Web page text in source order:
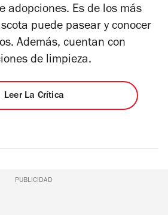
adopciones. Es de los más
puede pasear y conocer
Además, cuentan con
de limpieza.
Leer La Crítica
PUBLICIDAD